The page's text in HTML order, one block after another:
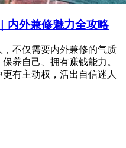
内外兼修魅力全攻略
不仅需要内外兼修的气质
养自己、拥有赚钱能力。
有主动权，活出自信迷人